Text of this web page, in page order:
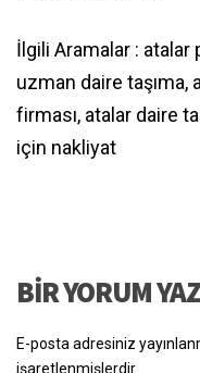
İlgili Aramalar : atalar
uzman daire taşıma,
firması, atalar daire
için nakliyat
BIR YORUM
E-posta adresiniz
işaretlenmişlerdir